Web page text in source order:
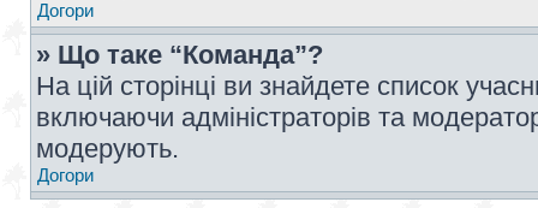
Догори
» Що таке “Команда”?
На цій сторінці ви знайдете список
включаючи адміністраторів та
модерують.
Догори